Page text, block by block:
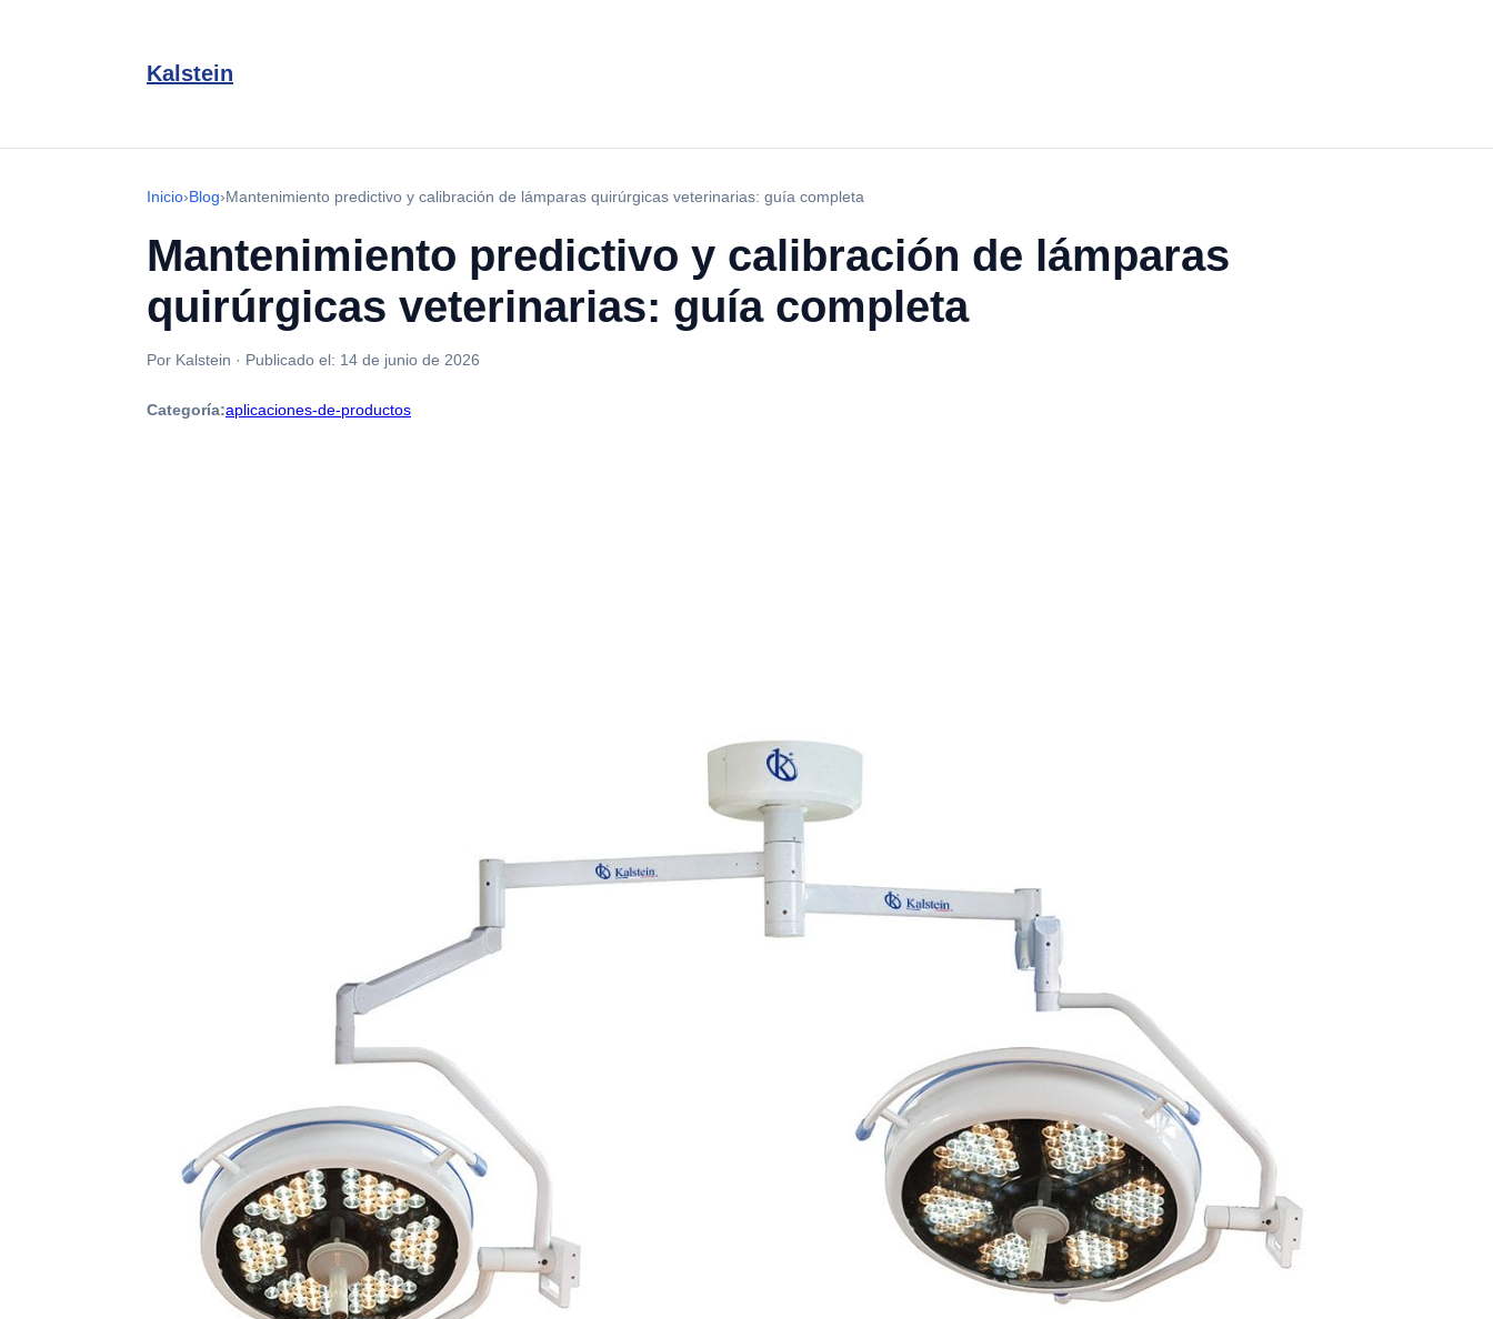
Kalstein
Inicio›Blog›Mantenimiento predictivo y calibración de lámparas quirúrgicas veterinarias: guía completa
Mantenimiento predictivo y calibración de lámparas
quirúrgicas veterinarias: guía completa
Por Kalstein · Publicado el: 14 de junio de 2026
Categoría:aplicaciones-de-productos